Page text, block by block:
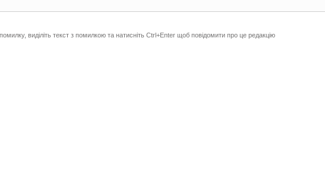
виділіть текст з помилкою та натисніть Ctrl+Enter щоб повідомити про це редакцію